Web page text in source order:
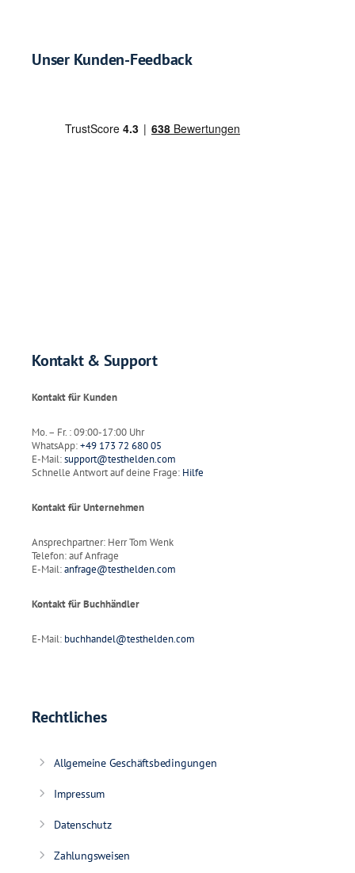
Unser Kunden-Feedback
Kontakt & Support
Kontakt für Kunden
Mo. – Fr. : 09:00-17:00 Uhr
WhatsApp:+49 173 72 680 05
E-Mail:support@testhelden.com
Schnelle Antwort auf deine Frage: Hilfe
Kontakt für Unternehmen
Ansprechpartner: Herr Tom Wenk
Telefon: auf Anfrage
E-Mail:anfrage@testhelden.com
Kontakt für Buchhändler
E-Mail: buchhandel@testhelden.com
Rechtliches
Allgemeine Geschäftsbedingungen
Impressum
Datenschutz
Zahlungsweisen